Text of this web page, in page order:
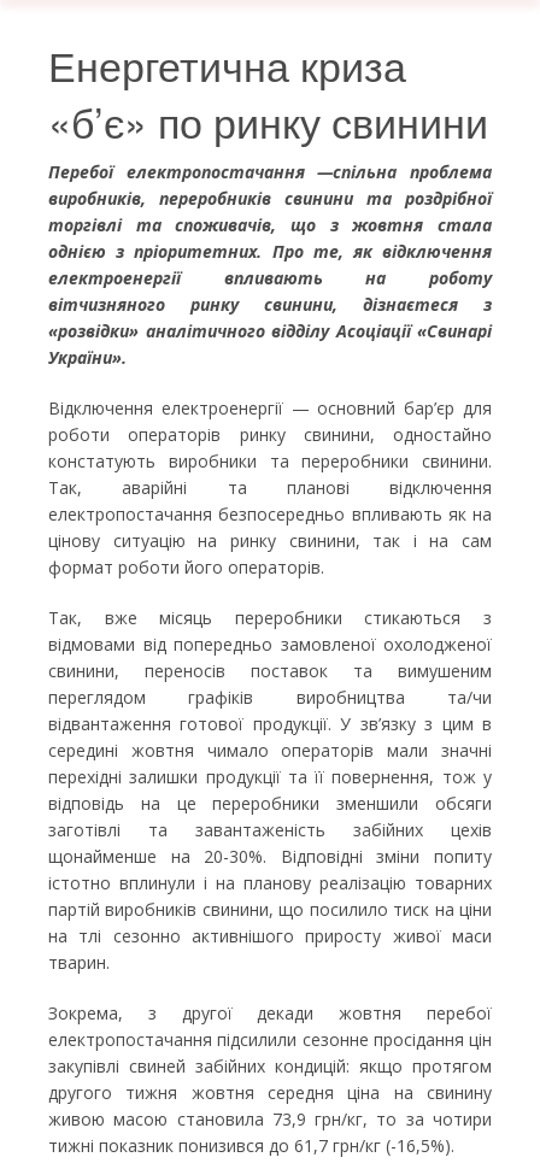
Енергетична криза
«б’є» по ринку свинини
Перебої електропостачання —спільна проблема
виробників, переробників свинини та роздрібної
торгівлі та споживачів, що з жовтня стала
однією з пріоритетних. Про те, як відключення
електроенергії впливають на роботу
вітчизняного ринку свинини, дізнаєтеся з
«розвідки» аналітичного відділу Асоціації «Свинарі
України».
Відключення електроенергії — основний бар’єр для
роботи операторів ринку свинини, одностайно
констатують виробники та переробники свинини.
Так, аварійні та планові відключення
електропостачання безпосередньо впливають як на
цінову ситуацію на ринку свинини, так і на сам
формат роботи його операторів.
Так, вже місяць переробники стикаються з
відмовами від попередньо замовленої охолодженої
свинини, переносів поставок та вимушеним
переглядом графіків виробництва та/чи
відвантаження готової продукції. У зв’язку з цим в
середині жовтня чимало операторів мали значні
перехідні залишки продукції та її повернення, тож у
відповідь на це переробники зменшили обсяги
заготівлі та завантаженість забійних цехів
щонайменше на 20-30%. Відповідні зміни попиту
істотно вплинули і на планову реалізацію товарних
партій виробників свинини, що посилило тиск на ціни
на тлі сезонно активнішого приросту живої маси
тварин.
Зокрема, з другої декади жовтня перебої
електропостачання підсилили сезонне просідання цін
закупівлі свиней забійних кондицій: якщо протягом
другого тижня жовтня середня ціна на свинину
живою масою становила 73,9 грн/кг, то за чотири
тижні показник понизився до 61,7 грн/кг (-16,5%).